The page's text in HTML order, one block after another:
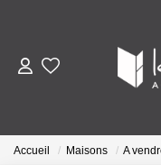
Accueil Maisons A